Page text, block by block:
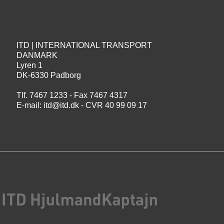
ITD | INTERNATIONAL TRANSPORT
DANMARK
Lyren 1
DK-6330 Padborg
Tlf. 7467 1233 - Fax 7467 4317
E-mail: itd@itd.dk- CVR 40 99 09 17